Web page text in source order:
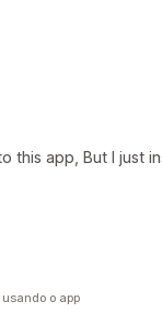
this app, But I just
o app